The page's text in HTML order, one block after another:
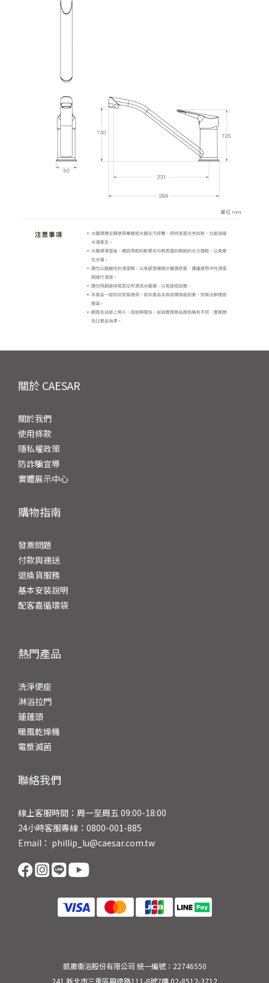
關於 CAESAR
關於我們
使用條款
隱私權政策
防詐騙宣導
實體展示中心
購物指南
發票問題
付款與運送
退換貨服務
基本安裝說明
配客嘉循環袋
熱門產品
洗淨便座
淋浴拉門
蓮蓬頭
暖風乾燥機
電漿滅菌
聯絡我們
線上客服時間：周一至周五 09:00-18:00
24小時客服專線：0800-001-885
Email： phillip_lu@caesar.com.tw
凱撒衛浴股份有限公司 統一編號：22746550
241 新北市三重區興德路111-8號7樓 02-8512-3712